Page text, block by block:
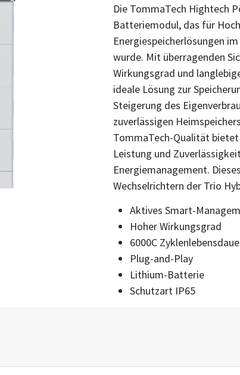
Die TommaTech Hightech
Batteriemodul, das für
Energiespeicherlösungen
wurde. Mit überragenden
Wirkungsgrad und
ideale Lösung zur
Steigerung des
zuverlässigen
TommaTech-Qualität
Leistung und
Energiemanagement.
Wechselrichtern der Trio
Aktives Smart-
Hoher Wirkungsgrad
6000C
Plug-and-Play
Lithium-Batterie
Schutzart IP65